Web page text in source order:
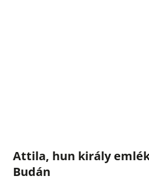
Attila, hun király
Budán